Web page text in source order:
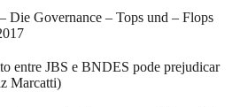
Die Governance – Tops und – Flops
entre JBS e BNDES pode prejudicar
Marcatti)